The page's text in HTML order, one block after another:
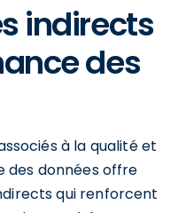
indirects
des
à la qualité et
des données offre
qui renforcent